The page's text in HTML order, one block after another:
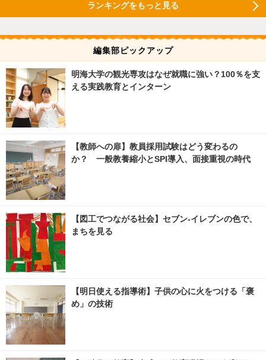
ランキングをもっと見る
編集部ピックアップ
明海大学の観光専攻はなぜ就職に強い？100％を支
える実践教育とインターン
【教師への扉】教員採用試験はどう変わるの
か？ 一般教養縮小とSPI導入、面接重視の時代
【図工でつながる社会】セブン‐イレブンの色で、
まちを見る
【明日使える指導術】子供の心に火をつける「褒
め」の技術